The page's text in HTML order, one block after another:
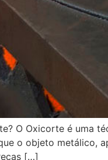
O Oxicorte é uma
o objeto metálico,
[…]